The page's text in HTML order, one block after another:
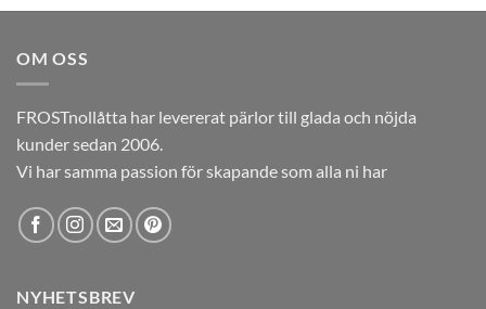
priset priset
OM OSS
FROSTnollåtta har levererat pärlor till glada och nöjda
kunder sedan 2006.
Vi har samma passion för skapande som alla ni har
NYHETSBREV